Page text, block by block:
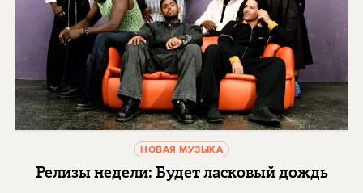
НОВАЯ МУЗЫКА
Релизы недели: Будет ласковый дождь